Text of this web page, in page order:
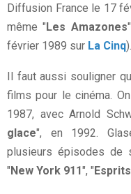
Diffusion France le 17
même " Les Amazones
février 1989 sur La Cinq).
Il faut aussi souligner
films pour le cinéma.
1987, avec Arnold
glace", en 1992.
plusieurs épisodes de
" New York 911", "